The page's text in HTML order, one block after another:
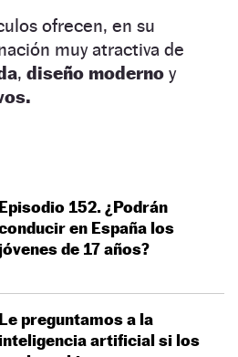
ofrecen, en su
muy atractiva de
, diseño moderno y
Episodio 152. ¿Podrán
en España los
jóvenes de 17 años?
Le preguntamos a la
inteligencia artificial si los